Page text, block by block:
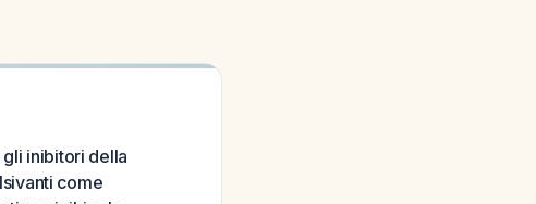
inibitori della
come